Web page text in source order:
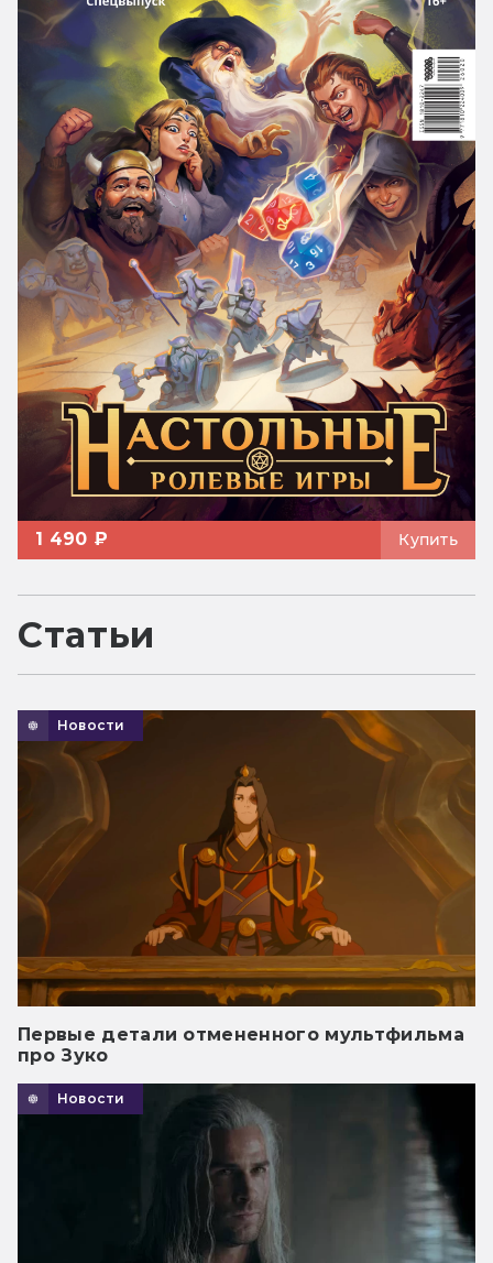
1 490 ₽ Купить
Статьи
Новости
Первые детали отмененного мультфильма
про Зуко
Новости